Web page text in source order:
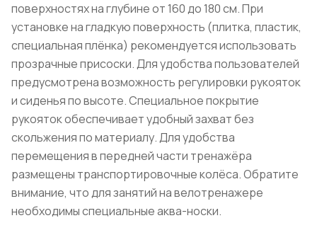
поверхностях на глубине от 160 до 180 см. При
установке на гладкую поверхность (плитка, пластик,
специальная плёнка) рекомендуется использовать
прозрачные присоски. Для удобства пользователей
предусмотрена возможность регулировки рукояток
и сиденья по высоте. Специальное покрытие
рукояток обеспечивает удобный захват без
скольжения по материалу. Для удобства
перемещения в передней части тренажёра
размещены транспортировочные колёса. Обратите
внимание, что для занятий на велотренажере
необходимы специальные аква-носки.